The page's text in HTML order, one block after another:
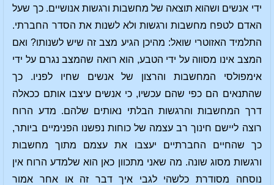
ידי אנשים ושהוא תוצאה של מחשבות ורגשות אנושיים. כך שעל
האדם לטפח מחשבות ורגשות ולא לשנות את הסדר החברתי.
התלמיד האזוטרי שואל: מהיכן הגיע מצב זה שיש לשנותו? ואם
המצב אינו מסווה על ידי הטבע, הוא רואה שהמצב נגרם על ידי
אימפולסי המחשבות והרצון של אנשים שחיו לפניו. כך
שהתנאים הם כפי שהם עכשיו, כי אנשים עיצבו אותם ככאלה
דרך המחשבות והרגשות הבלתי נאותים שלהם. מדע הרוח
רוצה ליישם חינוך רב עצמה של כוחות נפשנו הפנימיים ביותר,
כך שהחיים החברתיים יעצבו את עצמם מתוך מחשבות
ורגשות מסוג שונה. מה שאני מתכוון כאן הוא שלמדע הרוח אין
נוסחה מסודרת כלשהי לגבי איך דבר זה או אחר אמור